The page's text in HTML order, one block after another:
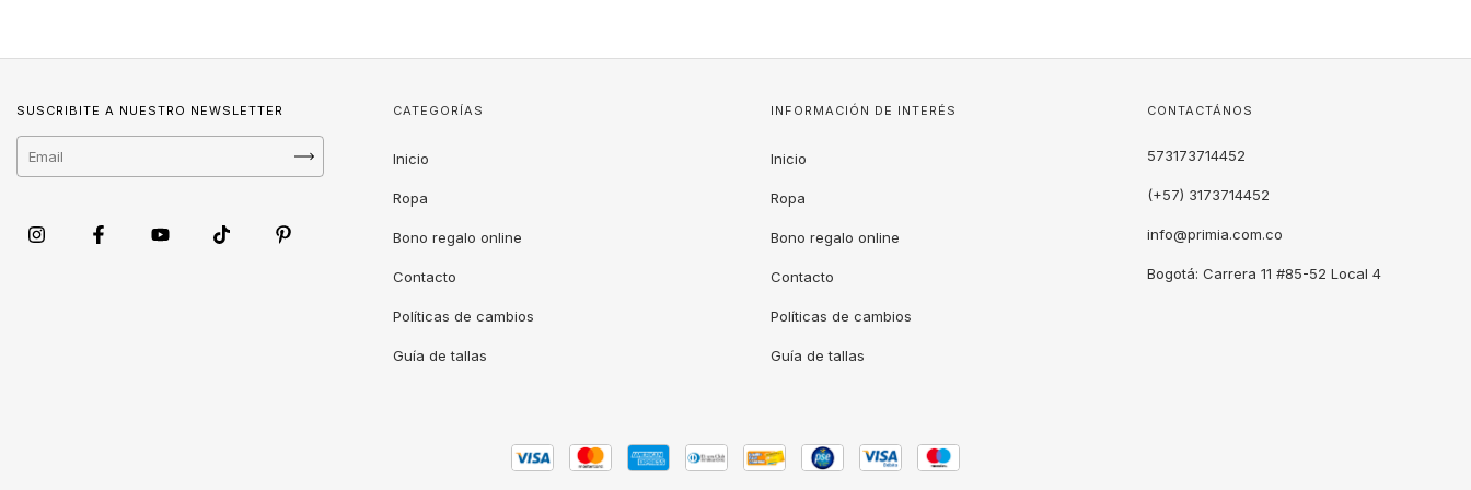
SUSCRIBITE A NUESTRO NEWSLETTER CATEGORÍAS
Inicio
Ropa
Bono regalo online
Contacto
Políticas de cambios
Guía de tallas
INFORMACIÓN DE INTERÉS
Inicio
Ropa
Bono regalo online
Contacto
Políticas de cambios
Guía de tallas
CONTACTÁNOS
573173714452
(+57) 3173714452
info@primia.com.co
Bogotá: Carrera 11 #85-52 Local 4